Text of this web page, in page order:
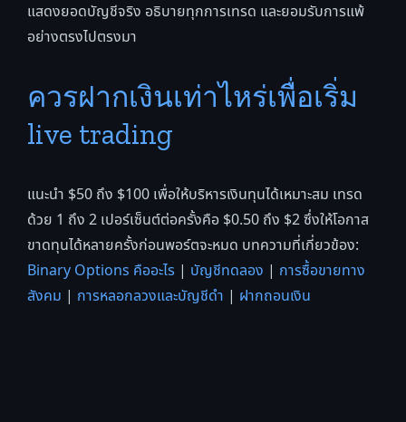
แสดงยอดบัญชีจริง อธิบายทุกการเทรด และยอมรับการแพ้
อย่างตรงไปตรงมา
ควรฝากเงินเท่าไหร่เพื่อเริ่ม
live trading
แนะนำ $50 ถึง $100 เพื่อให้บริหารเงินทุนได้เหมาะสม เทรด
ด้วย 1 ถึง 2 เปอร์เซ็นต์ต่อครั้งคือ $0.50 ถึง $2 ซึ่งให้โอกาส
ขาดทุนได้หลายครั้งก่อนพอร์ตจะหมด บทความที่เกี่ยวข้อง:
Binary Options คืออะไร | บัญชีทดลอง | การซื้อขายทาง
สังคม | การหลอกลวงและบัญชีดำ | ฝากถอนเงิน